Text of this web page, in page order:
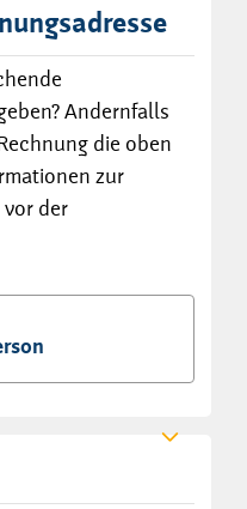
Andernfalls
die oben
zur
vor der